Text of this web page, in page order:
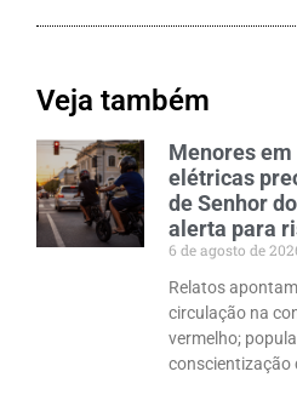
Veja também
Menores
elétricas
de Senhor
alerta para
6 de agosto de
Relatos
circulação na
vermelho;
conscientização